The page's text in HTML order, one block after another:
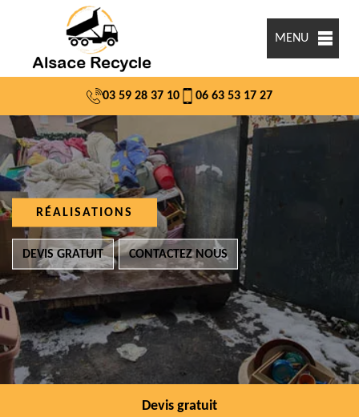
MENU
03 59 28 37 10 06 63 53 17 27
RÉALISATIONS
DEVIS GRATUIT CONTACTEZ NOUS
Devis gratuit